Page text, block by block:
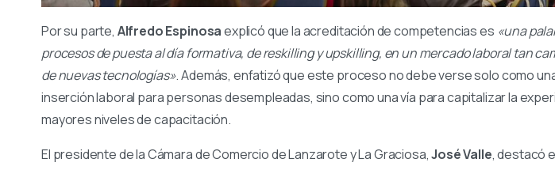
Por su parte, Alfredo Espinosaexplicó que la acreditación de competencias es «una
procesos de puesta al día formativa, de reskilling y upskilling, en un mercado laboral tan
de nuevas tecnologías». Además, enfatizó que este proceso no debe verse solo como
inserción laboral para personas desempleadas, sino como una vía para capitalizar la
mayores niveles de capacitación.
El presidente de la Cámara de Comercio de Lanzarote y La Graciosa,José Valle, destacó